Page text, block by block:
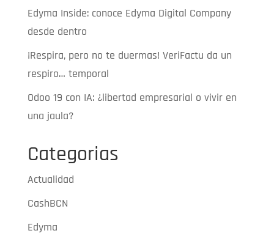
Edyma Inside: conoce Edyma Digital Company
desde dentro
¡Respira, pero no te duermas! VeriFactu da un
respiro… temporal
Odoo 19 con IA: ¿libertad empresarial o vivir en
una jaula?
Categorias
Actualidad
CashBCN
Edyma